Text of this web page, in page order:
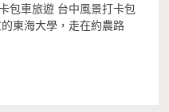
包車旅遊 台中風景打卡包
東海大學，走在約農路